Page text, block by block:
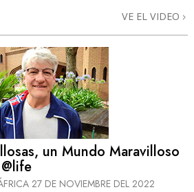
VE EL VIDEO
un Mundo Maravilloso
27 DE NOVIEMBRE DEL 2022